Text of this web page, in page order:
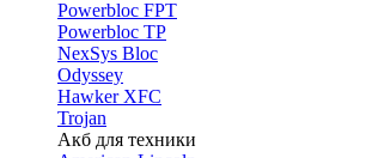
Powerbloc FPT
Powerbloc TP
NexSys Bloc
Odyssey
Hawker XFC
Trojan
Акб для техники